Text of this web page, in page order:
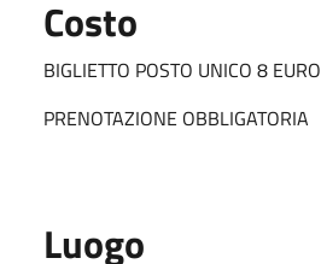
Costo
BIGLIETTO POSTO UNICO 8 EURO
PRENOTAZIONE OBBLIGATORIA
Luogo